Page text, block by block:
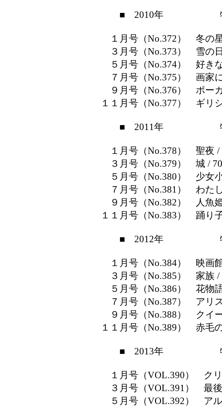
■ 2010年 特集
１月号（No.372） 冬の
３月号（No.373） 雪の
５月号（No.374） 好き
７月号（No.375） 画家
９月号（No.376） ポー
１１月号（No.377） ギリ
■ 2011年 特集
１月号（No.378） 聖夜 /
３月号（No.379） 城 /
５月号（No.380） 少女
７月号（No.381） わた
９月号（No.382） 人魚
１１月号（No.383） 踊り
■ 2012年 特集
１月号（No.384） 映画
３月号（No.385） 家族 /
５月号（No.386） 花物
７月号（No.387） アリ
９月号（No.388） クイ
１１月号（No.389） 赤毛
■ 2013年 特集
１月号（VOL.390） クリ
３月号（VOL.391） 最後
５月号（VOL.392） アル